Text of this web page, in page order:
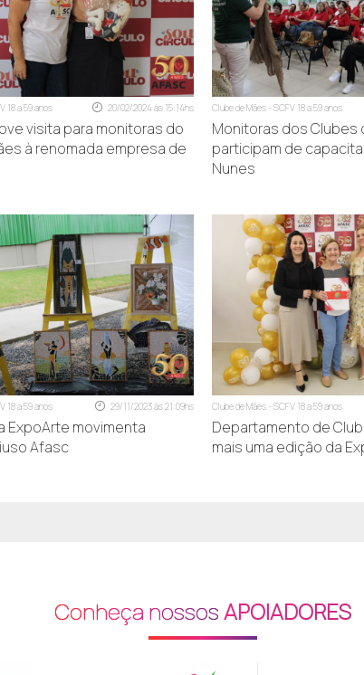
de Deus)
São José - SI)
18 a 59 anos 20/02/2024 às 15:14hs
visita para monitoras do
à renomada empresa de
Clube de Mães - SCFV 18 a 59 anos
Monitoras dos Clubes
participam de
Nunes
18 a 59 anos 29/11/2023 às 21:09hs
ExpoArte movimenta
Afasc
Clube de Mães - SCFV 18 a 59 anos
Departamento de
mais uma edição da
Conheça nossosAPOIADORES